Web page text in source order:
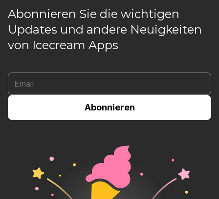
Abonnieren Sie die wichtigen
Updates und andere Neuigkeiten
von Icecream Apps